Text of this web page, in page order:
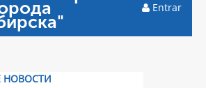
Entrar
НОВОСТИ